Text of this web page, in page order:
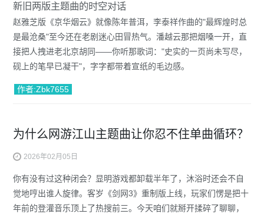
新旧两版主题曲的时空对话
赵雅芝版《京华烟云》就像陈年普洱，李泰祥作曲的"最辉煌时总
是最沧桑"至今还在老剧迷心田冒热气。潘越云那把烟嗓一开，直
接把人拽进老北京胡同——你听那歌词："史实的一页尚未写尽，
砚上的笔早已凝干"，字字都带着宣纸的毛边感。
作者:Zbk7655
为什么网游江山主题曲让你忍不住单曲循环？
2026年02月05日
你有没有过这种闭会？显明游戏都卸载半年了，沐浴时还会不自
觉地哼出谁人旋律。客岁《剑网3》重制版上线，玩家们愣是把十
年前的登灌音乐顶上了热搜前三。今天咱们就掰开揉碎了聊聊，